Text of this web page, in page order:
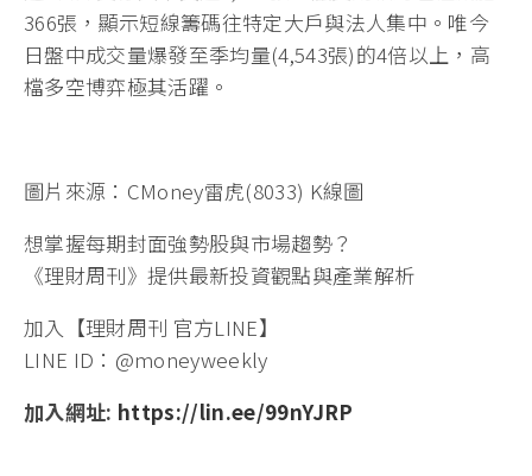
366張，顯示短線籌碼往特定大戶與法人集中。唯今
日盤中成交量爆發至季均量(4,543張)的4倍以上，高
檔多空博弈極其活躍。
圖片來源：CMoney雷虎(8033) K線圖
想掌握每期封面強勢股與市場趨勢？
《理財周刊》提供最新投資觀點與產業解析
加入【理財周刊 官方LINE】
LINE ID：@moneyweekly
加入網址: https://lin.ee/99nYJRP